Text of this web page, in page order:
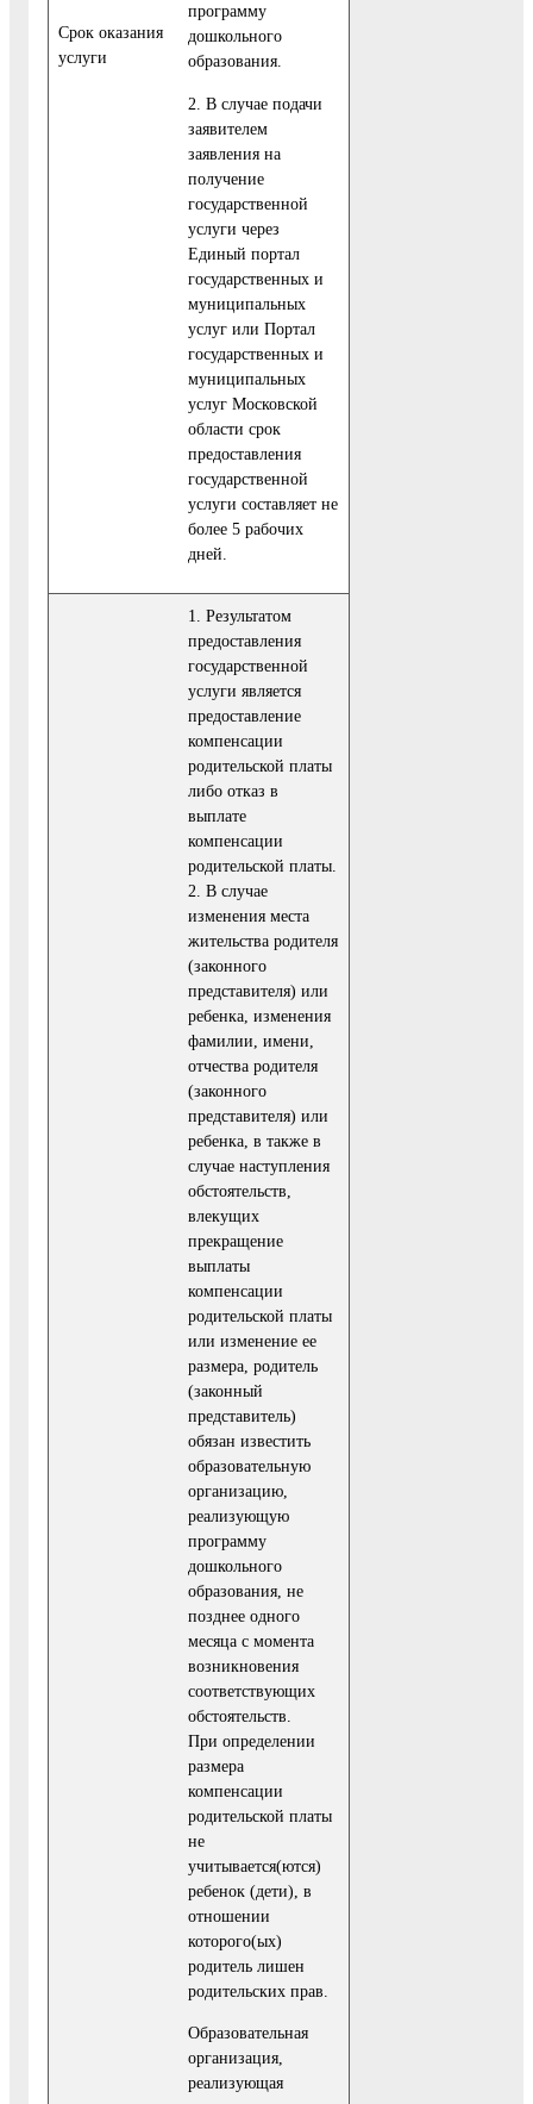
Cрок оказания
услуги
программу
дошкольного
образования.
2. В случае подачи
заявителем
заявления на
получение
государственной
услуги через
Единый портал
государственных и
муниципальных
услуг или Портал
государственных и
муниципальных
услуг Московской
области срок
предоставления
государственной
услуги составляет не
более 5 рабочих
дней.
1. Результатом
предоставления
государственной
услуги является
предоставление
компен­сации
родительской платы
либо отказ в
выплате
компенсации
родительской платы.
2. В случае
изменения места
жительства родителя
(законного
представителя) или
ребенка, изменения
фамилии, имени,
отчества родителя
(законного
представителя) или
ребенка, в также в
случае наступления
обстоятельств,
влекущих
прекращение
выплаты
компенсации
родительской платы
или изменение ее
размера, родитель
(законный
представитель)
обязан известить
образова­тельную
организацию,
реализующую
программу
дошкольного
образования, не
позднее одного
месяца с момента
возникновения
соответствующих
обстоятельств.
При определении
размера
компенсации
родительской платы
не
учитывается(ются)
ребенок (дети), в
отношении
которого(ых)
родитель лишен
родительских прав.
Образовательная
организация,
реализующая